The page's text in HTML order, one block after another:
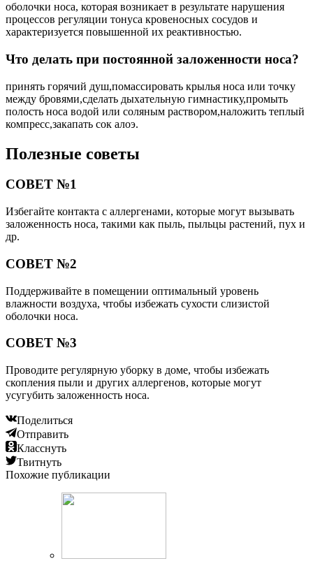
оболочки носа, которая возникает в результате нарушения
процессов регуляции тонуса кровеносных сосудов и
характеризуется повышенной их реактивностью.
Что делать при постоянной заложенности носа?
принять горячий душ,помассировать крылья носа или точку
между бровями,сделать дыхательную гимнастику,промыть
полость носа водой или соляным раствором,наложить теплый
компресс,закапать сок алоэ.
Полезные советы
СОВЕТ №1
Избегайте контакта с аллергенами, которые могут вызывать
заложенность носа, такими как пыль, пыльцы растений, пух и
др.
СОВЕТ №2
Поддерживайте в помещении оптимальный уровень
влажности воздуха, чтобы избежать сухости слизистой
оболочки носа.
СОВЕТ №3
Проводите регулярную уборку в доме, чтобы избежать
скопления пыли и других аллергенов, которые могут
усугубить заложенность носа.
Поделиться
Отправить
Класснуть
Твитнуть
Похожие публикации